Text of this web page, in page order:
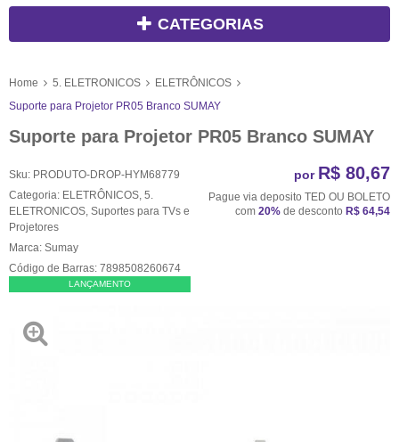
CATEGORIAS
Home 5. ELETRONICOS
ELETRÔNICOS
Suporte para Projetor PR05 Branco SUMAY
Suporte para Projetor PR05 Branco SUMAY
Sku: PRODUTO-DROP-HYM68779
Categoria: ELETRÔNICOS 5.
ELETRONICOS Suportes para TVs e
Projetores
Marca: Sumay
Código de Barras: 7898508260674
LANÇAMENTO
por R$ 80,67
Pague via deposito TED OU BOLETO
com 20% de desconto R$ 64,54